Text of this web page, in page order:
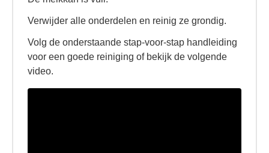
Verwijder alle onderdelen en reinig ze grondig.
Volg de onderstaande stap-voor-stap handleiding
voor een goede reiniging of bekijk de volgende
video.